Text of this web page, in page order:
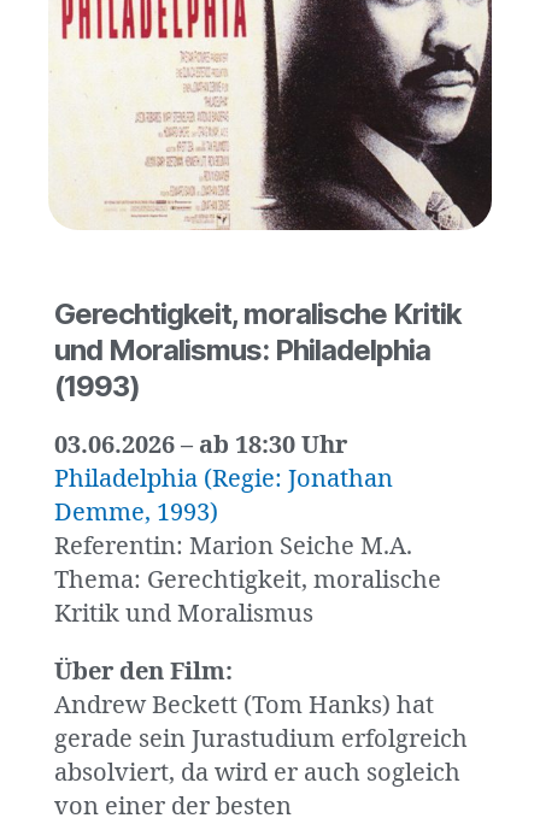
Gerechtigkeit, moralische Kritik
und Moralismus: Philadelphia
(1993)
03.06.2026 – ab 18:30 Uhr
Philadelphia (Regie: Jonathan
Demme, 1993)
Referentin: Marion Seiche M.A.
Thema: Gerechtigkeit, moralische
Kritik und Moralismus
Über den Film:
Andrew Beckett (Tom Hanks) hat
gerade sein Jurastudium erfolgreich
absolviert, da wird er auch sogleich
von einer der besten